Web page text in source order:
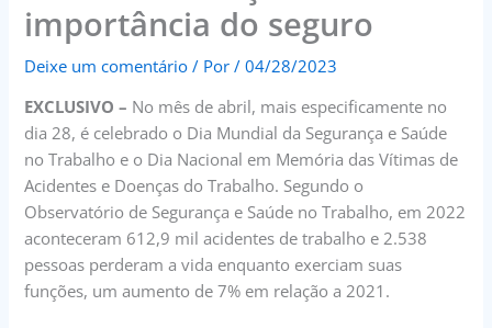
importância do seguro
Deixe um comentário / Por/04/28/2023
EXCLUSIVO – No mês de abril, mais especificamente no
dia 28, é celebrado o Dia Mundial da Segurança e Saúde
no Trabalho e o Dia Nacional em Memória das Vítimas de
Acidentes e Doenças do Trabalho. Segundo o
Observatório de Segurança e Saúde no Trabalho, em 2022
aconteceram 612,9 mil acidentes de trabalho e 2.538
pessoas perderam a vida enquanto exerciam suas
funções, um aumento de 7% em relação a 2021.